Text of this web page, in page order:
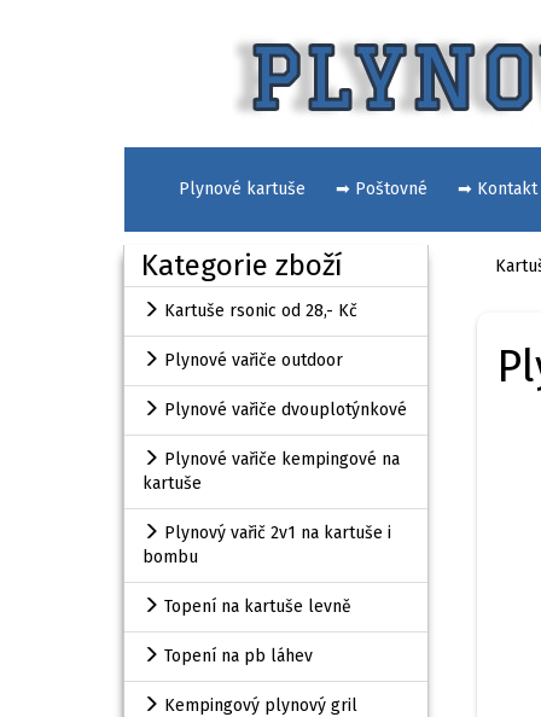
Plynové kartuše ➡ Poštovné ➡ Kontakt
Kategorie zboží
Kartuše rsonic od 28,- Kč
Plynové vařiče outdoor
Plynové vařiče dvouplotýnkové
Plynové vařiče kempingové na
kartuše
Plynový vařič 2v1 na kartuše i
bombu
Topení na kartuše levně
Topení na pb láhev
Kempingový plynový gril